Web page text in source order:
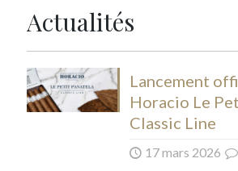
Actualités
Lancement
Horacio Le
Classic Line
17 mars 2026